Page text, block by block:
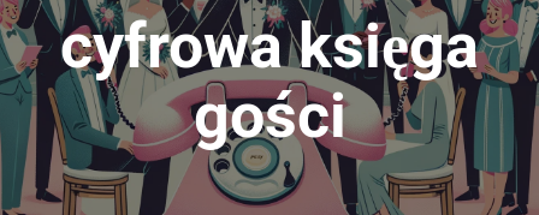
cyfrowa księga
gości